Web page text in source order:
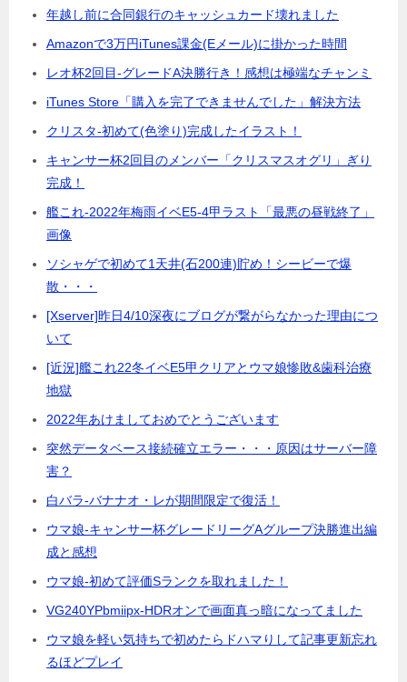
年越し前に合同銀行のキャッシュカード壊れました
Amazonで3万円iTunes課金(Eメール)に掛かった時間
レオ杯2回目-グレードA決勝行き！感想は極端なチャンミ
iTunes Store「購入を完了できませんでした」解決方法
クリスタ-初めて(色塗り)完成したイラスト！
キャンサー杯2回目のメンバー「クリスマスオグリ」ぎり
完成！
艦これ-2022年梅雨イベE5-4甲ラスト「最悪の昼戦終了」
画像
ソシャゲで初めて1天井(石200連)貯め！シービーで爆
散・・・
[Xserver]昨日4/10深夜にブログが繋がらなかった理由につ
いて
[近況]艦これ22冬イベE5甲クリアとウマ娘惨敗&歯科治療
地獄
2022年あけましておめでとうございます
突然データベース接続確立エラー・・・原因はサーバー障
害？
白バラ-バナナオ・レが期間限定で復活！
ウマ娘-キャンサー杯グレードリーグAグループ決勝進出編
成と感想
ウマ娘-初めて評価Sランクを取れました！
VG240YPbmiipx-HDRオンで画面真っ暗になってました
ウマ娘を軽い気持ちで初めたらドハマりして記事更新忘れ
るほどプレイ